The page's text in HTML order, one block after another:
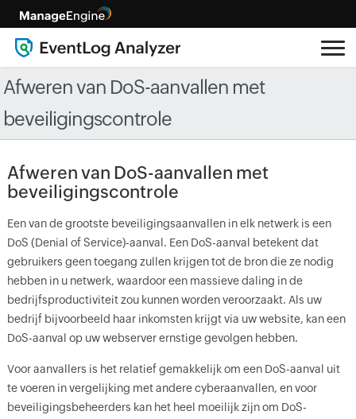
Afweren van DoS-aanvallen met
beveiligingscontrole
Afweren van DoS-aanvallen met
beveiligingscontrole
Een van de grootste beveiligingsaanvallen in elk netwerk is een
DoS (Denial of Service)-aanval. Een DoS-aanval betekent dat
gebruikers geen toegang zullen krijgen tot de bron die ze nodig
hebben in u netwerk, waardoor een massieve daling in de
bedrijfsproductiviteit zou kunnen worden veroorzaakt. Als uw
bedrijf bijvoorbeeld haar inkomsten krijgt via uw website, kan een
DoS-aanval op uw webserver ernstige gevolgen hebben.
Voor aanvallers is het relatief gemakkelijk om een DoS-aanval uit
te voeren in vergelijking met andere cyberaanvallen, en voor
beveiligingsbeheerders kan het heel moeilijk zijn om DoS-